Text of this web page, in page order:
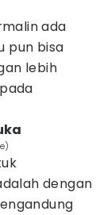
ada
pun bisa
lebih
dengan